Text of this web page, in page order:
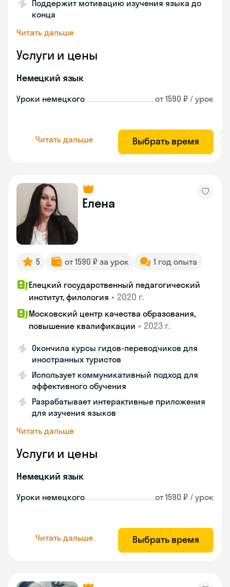
Поддержит мотивацию изучения языка до
конца
Читать дальше
Услуги и цены
Немецкий язык
Уроки немецкого от 1590 ₽ / урок
Читать дальше Выбрать время
Елена
5 от 1590 ₽ за урок 1 год опыта
Елецкий государственный педагогический
институт, филология • 2020 г.
Московский центр качества образования,
повышение квалификации • 2023 г.
Окончила курсы гидов-переводчиков для
иностранных туристов
Использует коммуникативный подход для
эффективного обучения
Разрабатывает интерактивные приложения
для изучения языков
Читать дальше
Услуги и цены
Немецкий язык
Уроки немецкого от 1590 ₽ / урок
Читать дальше Выбрать время